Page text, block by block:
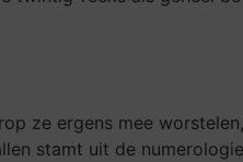
ze ergens mee
stamt uit de